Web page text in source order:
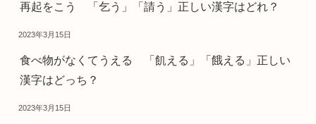
再起をこう 「乞う」「請う」正しい漢字はどれ？
2023年3月15日
食べ物がなくてうえる 「飢える」「餓える」正しい
漢字はどっち？
2023年3月15日